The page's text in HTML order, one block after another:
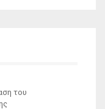
του